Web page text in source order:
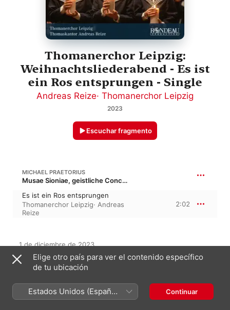
Thomanerchor Leipzig:
Weihnachtsliederabend - Es ist
ein Ros entsprungen - Single
Andreas Reize· Thomanerchor Leipzig
2023
Escuchar fragmento
MICHAEL PRAETORIUS
Musae Sioniae, geistliche Concert Gesänge über die fürnembste deutsche Psalmen und Lieder
Es ist ein Ros entsprungen
Thomanerchor Leipzig· Andreas
Reize
2:02
1 de diciembre de 2023
1 pieza, 2 minutos
℗ 2023 Rondeau Production GmbH
Rondeau Production
Elige otro país para ver el contenido específico
de tu ubicación
Estados Unidos (Español
México)
Continuar